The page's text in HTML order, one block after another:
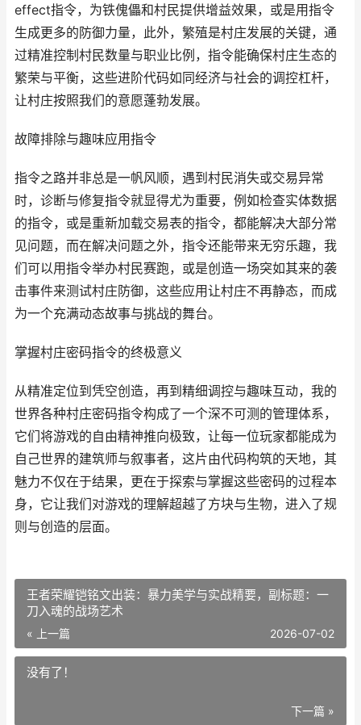
effect指令，为铁傀儡和村民提供增益效果，或是用指令
生成更多的防御力量，此外，繁殖是村庄发展的关键，通
过精准控制村民数量与职业比例，指令能确保村庄生态的
繁荣与平衡，这些进阶代码如同经济与社会的调控杠杆，
让村庄按照我们的意愿蓬勃发展。
故障排除与趣味应用指令
指令之路并非总是一帆风顺，遇到村民消失或交易异常
时，诊断与修复指令就显得尤为重要，例如检查实体数据
的指令，或是重新加载交易表的指令，都能解决大部分常
见问题，而在解决问题之外，指令还能带来无穷乐趣，我
们可以用指令举办村民赛跑，或是创造一场突如其来的袭
击事件来测试村庄防御，这些应用让村庄不再静态，而成
为一个充满动态故事与挑战的舞台。
掌握村庄密码指令的终极意义
从精准定位到凭空创造，再到精细调控与趣味互动，我的
世界各种村庄密码指令构成了一个深不可测的管理体系，
它们将游戏的自由精神推向极致，让每一位玩家都能成为
自己世界的建筑师与叙事者，这片由代码构筑的天地，其
魅力不仅在于结果，更在于探索与掌握这些密码的过程本
身，它让我们对游戏的理解超越了方块与生物，进入了规
则与创造的层面。
王者荣耀铠铭文出装：暴力美学与实战精要，副标题：一
刀入魂的战场艺术
« 上一篇 2026-07-02
没有了！
下一篇 »